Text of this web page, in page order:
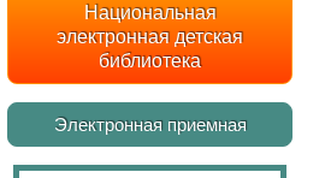
Национальная
электронная детская
библиотека
Электронная приемная